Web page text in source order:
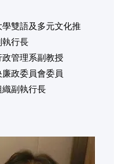
學雙語及多元文化推
執行長
政管理系副教授
政委員會委員
織副執行長